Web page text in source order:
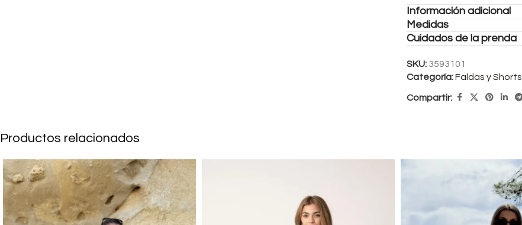
Información adicional
Medidas
Cuidados de la prenda
SKU: 3593101
Categoría:Faldas y Shorts
Compartir:
Productos relacionados